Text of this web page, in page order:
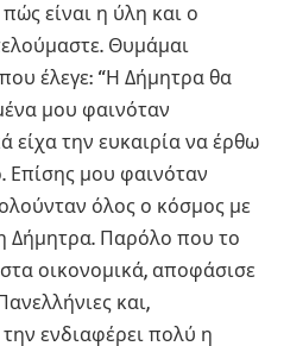
είναι η ύλη και ο
Θυμάμαι
έλεγε: “Η Δήμητρα θα
μου φαινόταν
είχα την ευκαιρία να έρθω
Επίσης μου φαινόταν
όλος ο κόσμος με
Δήμητρα. Παρόλο που το
οικονομικά, αποφάσισε
και,
ενδιαφέρει πολύ η